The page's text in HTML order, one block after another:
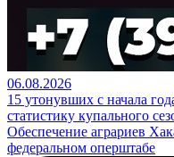
06.08.2026
15 утонувших с начала
статистику купального
Обеспечение аграриев
федеральном оперштабе